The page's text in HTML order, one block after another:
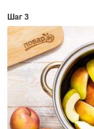
Шаг 3